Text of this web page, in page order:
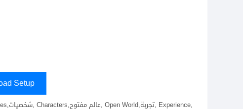
Setup